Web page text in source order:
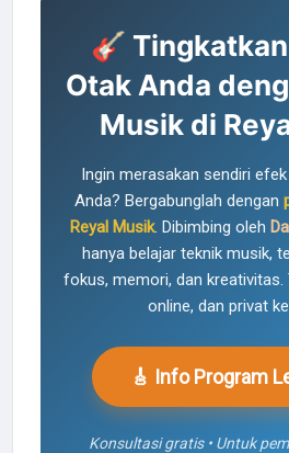
🎸
Otak Anda
Musik di
Ingin merasakan sendiri efek
Anda? Bergabunglah dengan
Reyal Musik. Dibimbing oleh
hanya belajar teknik musik,
fokus, memori, dan kreativitas.
online, dan privat
🎸 Info Program
Konsultasi gratis • Untuk